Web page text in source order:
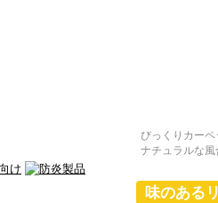
びっくりカーペ
ナチュラルな
味のある